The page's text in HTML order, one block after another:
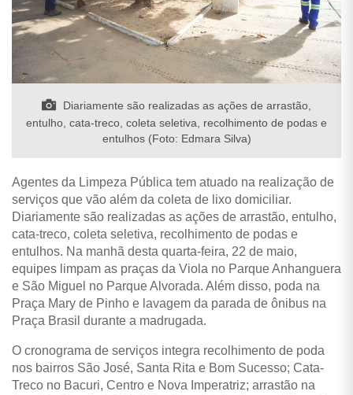
Diariamente são realizadas as ações de arrastão,
entulho, cata-treco, coleta seletiva, recolhimento de podas e
entulhos (Foto: Edmara Silva)
Agentes da Limpeza Pública tem atuado na realização de
serviços que vão além da coleta de lixo domiciliar.
Diariamente são realizadas as ações de arrastão, entulho,
cata-treco, coleta seletiva, recolhimento de podas e
entulhos. Na manhã desta quarta-feira, 22 de maio,
equipes limpam as praças da Viola no Parque Anhanguera
e São Miguel no Parque Alvorada. Além disso, poda na
Praça Mary de Pinho e lavagem da parada de ônibus na
Praça Brasil durante a madrugada.
O cronograma de serviços integra recolhimento de poda
nos bairros São José, Santa Rita e Bom Sucesso; Cata-
Treco no Bacuri, Centro e Nova Imperatriz; arrastão na